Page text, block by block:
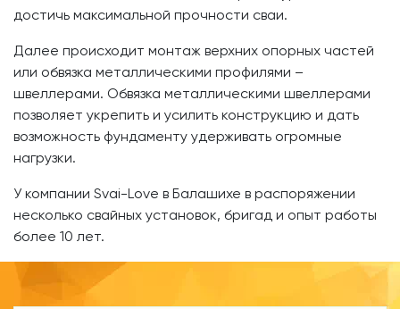
достичь максимальной прочности сваи.
Далее происходит монтаж верхних опорных частей
или обвязка металлическими профилями –
швеллерами. Обвязка металлическими швеллерами
позволяет укрепить и усилить конструкцию и дать
возможность фундаменту удерживать огромные
нагрузки.
У компании Svai-Love в Балашихе в распоряжении
несколько свайных установок, бригад и опыт работы
более 10 лет.